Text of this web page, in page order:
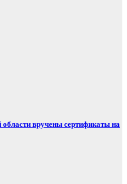
вручены сертификаты на